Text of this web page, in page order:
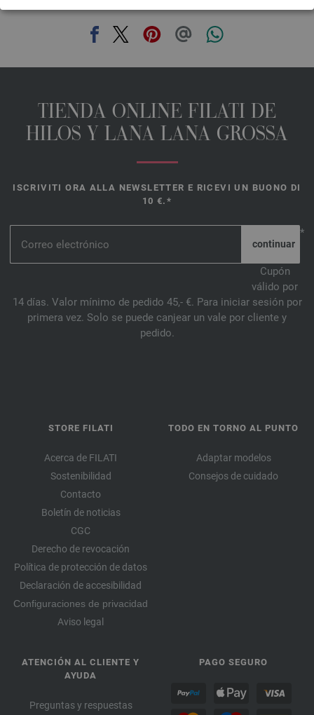
TIENDA ONLINE FILATI DE
HILOS Y LANA LANA GROSSA
ISCRIVITI ORA ALLA NEWSLETTER E RICEVI UN BUONO DI
10 €.*
*
Cupón
válido por
14 días. Valor mínimo de pedido 45,- €. Para iniciar sesión por
primera vez. Solo se puede canjear un vale por cliente y
pedido.
STORE FILATI
Acerca de FILATI
Sostenibilidad
Contacto
Boletín de noticias
CGC
Derecho de revocación
Política de protección de datos
Declaración de accesibilidad
Configuraciones de privacidad
Aviso legal
TODO EN TORNO AL PUNTO
Adaptar modelos
Consejos de cuidado
ATENCIÓN AL CLIENTE Y
AYUDA
Preguntas y respuestas
PAGO SEGURO